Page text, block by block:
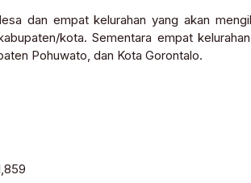
dan empat kelurahan yang akan
kota. Sementara empat
Pohuwato, dan Kota Gorontalo.